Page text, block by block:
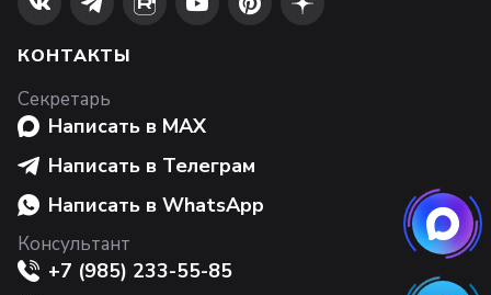
КОНТАКТЫ
Секретарь
Написать в MAX
Написать в Телеграм
Написать в WhatsApp
Консультант
+7 (985) 233-55-85